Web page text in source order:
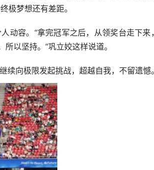
极梦想还有差距。
容。“拿完冠军之后，从领奖台走下来
以坚持。”巩立姣这样说道。
向极限发起挑战，超越自我，不留遗憾